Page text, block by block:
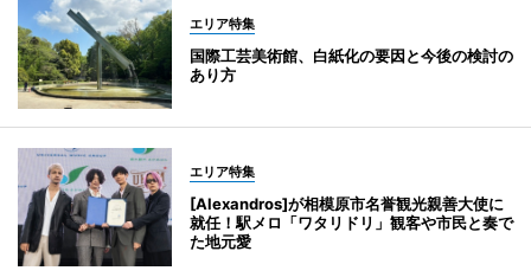
エリア特集
国際工芸美術館、白紙化の要因と今後の検討の
あり方
エリア特集
[Alexandros]が相模原市名誉観光親善大使に
就任！駅メロ「ワタリドリ」観客や市民と奏で
た地元愛